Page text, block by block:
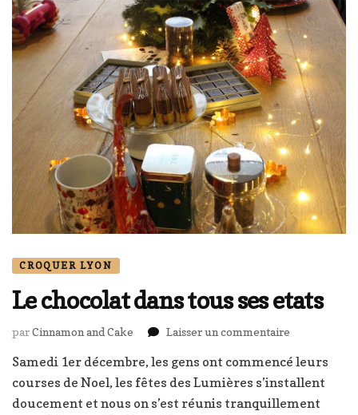
CROQUER LYON
Le chocolat dans tous ses etats
parCinnamon and Cake Laisser un commentaire
chocolat
dans
tous
Samedi 1er décembre, les gens ont commencé leurs
courses de Noel, les fêtes des Lumières s’installent
doucement et nous on s’est réunis tranquillement